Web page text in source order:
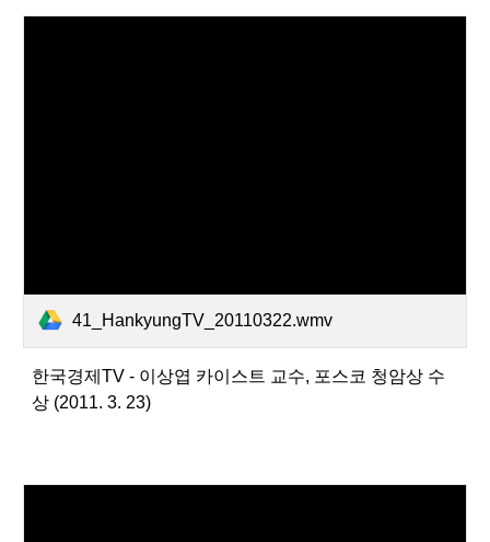
41_HankyungTV_20110322.wmv
한국경제TV - 이상엽 카이스트 교수, 포스코 청암상 수
상 (2011. 3. 23)